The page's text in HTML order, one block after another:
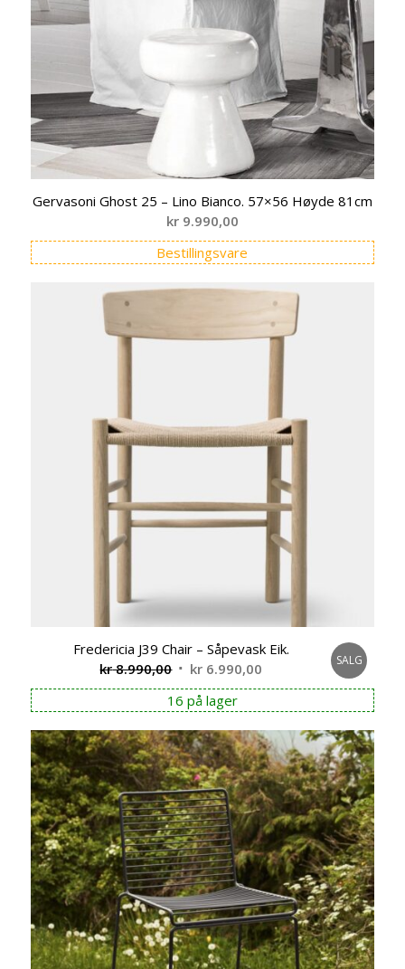
Gervasoni Ghost 25 – Lino Bianco. 57×56 Høyde 81cm
kr9.990,00
Bestillingsvare
Fredericia J39 Chair – Såpevask Eik.
kr8.990,00 Opprinnelig
pris
var:
kr 8.990,00.
kr 6.990,00 Nåværende
pris
er:
kr 6.990,00.
SALG
16 på lager